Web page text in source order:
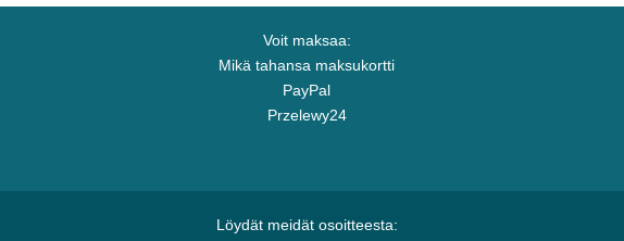
Voit maksaa:
Mikä tahansa maksukortti
PayPal
Przelewy24
Löydät meidät osoitteesta: